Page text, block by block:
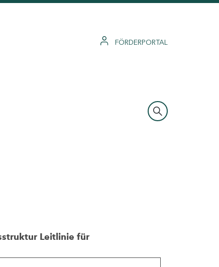
FÖRDERPORTAL
Leitlinie für